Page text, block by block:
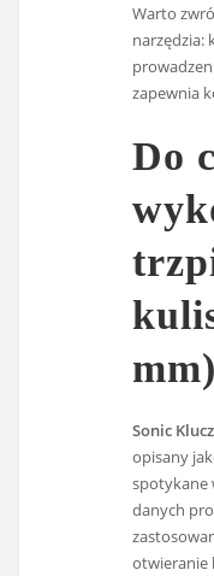
Warto
narzędzia:
zapewnia
Do
Sonic
opisany
spotykane
danych
otwieranie